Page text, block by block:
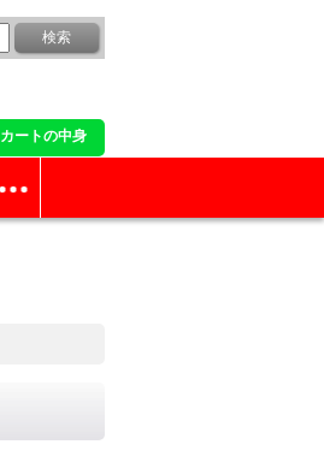
カートの中身